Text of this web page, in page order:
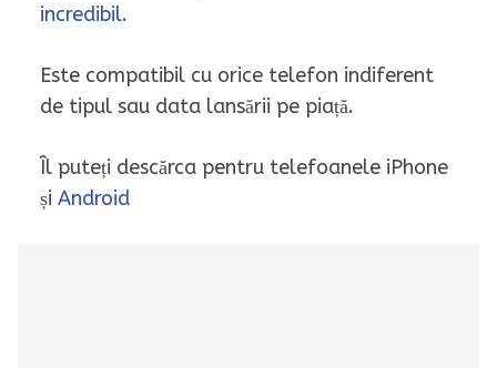
incredibil.
Este compatibil cu orice telefon indiferent
de tipul sau data lansării pe piață.
Îl puteți descărca pentru telefoanele iPhone
și Android